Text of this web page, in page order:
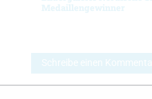
Medaillengewinner
Schreibe einen